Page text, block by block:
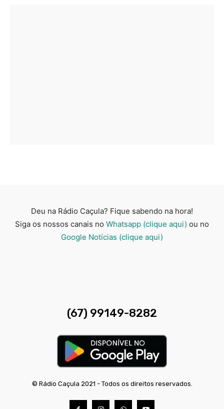
Deu na Rádio Caçula? Fique sabendo na hora!
Siga os nossos canais no Whatsapp (clique aqui) ou no
Google Notícias (clique aqui)
(67) 99149-8282
© Rádio Caçula 2021 - Todos os direitos reservados.